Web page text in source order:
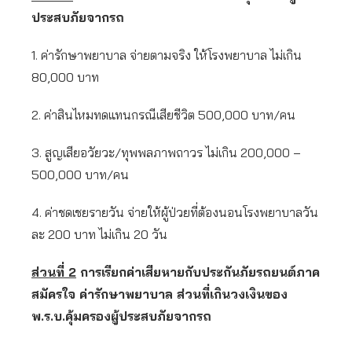
ประสบภัยจากรถ
1. ค่ารักษาพยาบาล จ่ายตามจริง ให้โรงพยาบาล ไม่เกิน
80,000 บาท
2. ค่าสินไหมทดแทนกรณีเสียชีวิต 500,000 บาท/คน
3. สูญเสียอวัยวะ/ทุพพลภาพถาวร ไม่เกิน 200,000 –
500,000 บาท/คน
4. ค่าชดเชยรายวัน จ่ายให้ผู้ป่วยที่ต้องนอนโรงพยาบาลวัน
ละ 200 บาท ไม่เกิน 20 วัน
ส่วนที่ 2 การเรียกค่าเสียหายกับประกันภัยรถยนต์ภาค
สมัครใจ ค่ารักษาพยาบาล ส่วนที่เกินวงเงินของ
พ.ร.บ.คุ้มครองผู้ประสบภัยจากรถ